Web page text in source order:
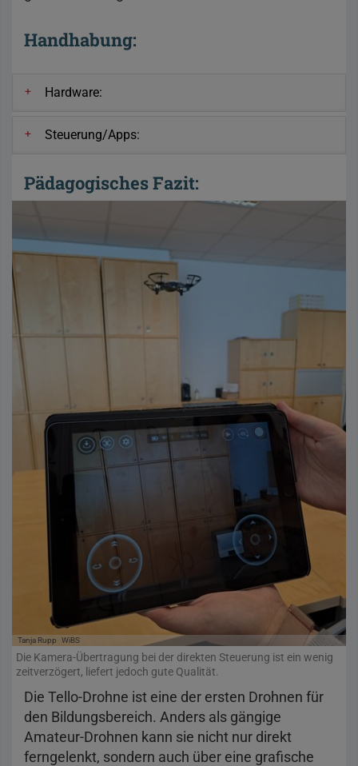
Handhabung:
Hardware:
Steuerung/Apps:
Pädagogisches Fazit:
Tanja Rupp WiBS
Die Kamera-Übertragung bei der direkten Steuerung ist ein wenig
zeitverzögert, liefert jedoch gute Qualität.
Die Tello-Drohne ist eine der ersten Drohnen für
den Bildungsbereich. Anders als gängige
Amateur-Drohnen kann sie nicht nur direkt
ferngelenkt, sondern auch über eine grafische